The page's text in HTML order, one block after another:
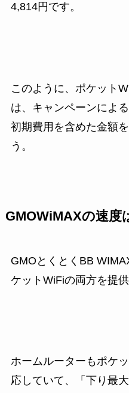
4,814円です。
このように、ポケット
は、キャンペーンによ
初期費用を含めた金額
う。
GMOWiMAXの速度
GMOとくとくBB
ケットWiFiの両方を提供
ホームルーターもポケ
応していて、「下り最